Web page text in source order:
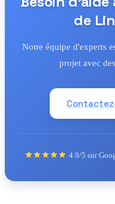
de
Notre équipe d'experts
projet avec
4.9/5 sur